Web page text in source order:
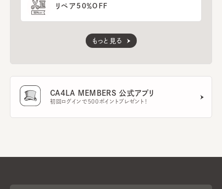
リペア50％OFF
もっと見る
CA4LA MEMBERS 公式アプリ
初回ログインで500ポイントプレゼント！